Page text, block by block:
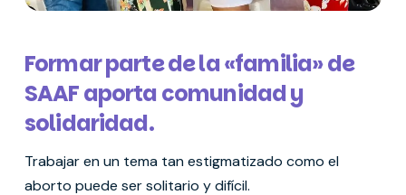
Formar parte de la «familia» de
SAAF aporta comunidad y
solidaridad.
Trabajar en un tema tan estigmatizado como el
aborto puede ser solitario y difícil.